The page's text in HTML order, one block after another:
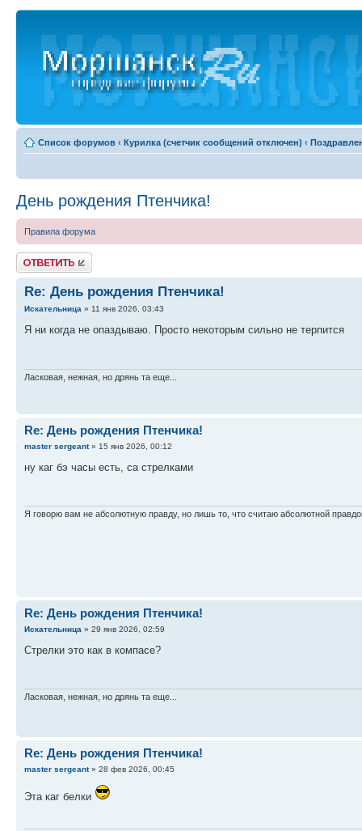
Список форумов ‹ Курилка (счетчик сообщений отключен) ‹
День рождения Птенчика!
Правила форума
Ответить
Re: День рождения Птенчика!
Искательница » 11 янв 2026, 03:43
Я ни когда не опаздываю. Просто некоторым сильно не терпится
Ласковая, нежная, но дрянь та еще...
Re: День рождения Птенчика!
master sergeant» 15 янв 2026, 00:12
ну каг бэ часы есть, са стрелками
Я говорю вам не абсолютную правду, но лишь то, что считаю абсолютной
Re: День рождения Птенчика!
Искательница » 29 янв 2026, 02:59
Стрелки это как в компасе?
Ласковая, нежная, но дрянь та еще...
Re: День рождения Птенчика!
master sergeant» 28 фев 2026, 00:45
Эта каг белки